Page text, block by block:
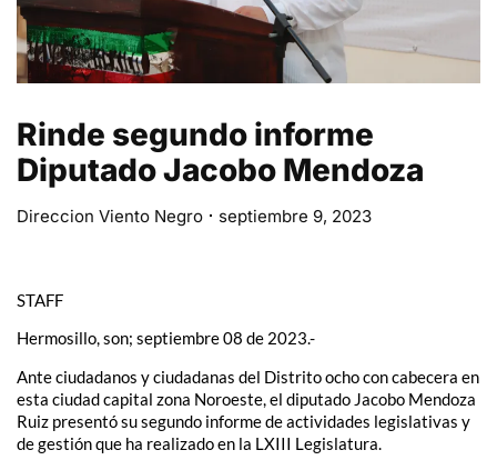
Rinde segundo informe
Diputado Jacobo Mendoza
Direccion Viento Negro septiembre 9, 2023
STAFF
Hermosillo, son; septiembre 08 de 2023.-
Ante ciudadanos y ciudadanas del Distrito ocho con cabecera en
esta ciudad capital zona Noroeste, el diputado Jacobo Mendoza
Ruiz presentó su segundo informe de actividades legislativas y
de gestión que ha realizado en la LXIII Legislatura.